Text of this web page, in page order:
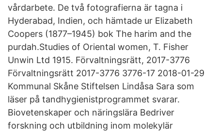
vårdarbete. De två fotografierna är tagna i
Hyderabad, Indien, och hämtade ur Elizabeth
Coopers (1877–1945) bok The harim and the
purdah.Studies of Oriental women, T. Fisher
Unwin Ltd 1915. Förvaltningsrätt, 2017-3776
Förvaltningsrätt 2017-3776 3776-17 2018-01-29
Kommunal Skåne Stiftelsen Lindåsa Sara som
läser på tandhygienistprogrammet svarar.
Biovetenskaper och näringslära Bedriver
forskning och utbildning inom molekylär